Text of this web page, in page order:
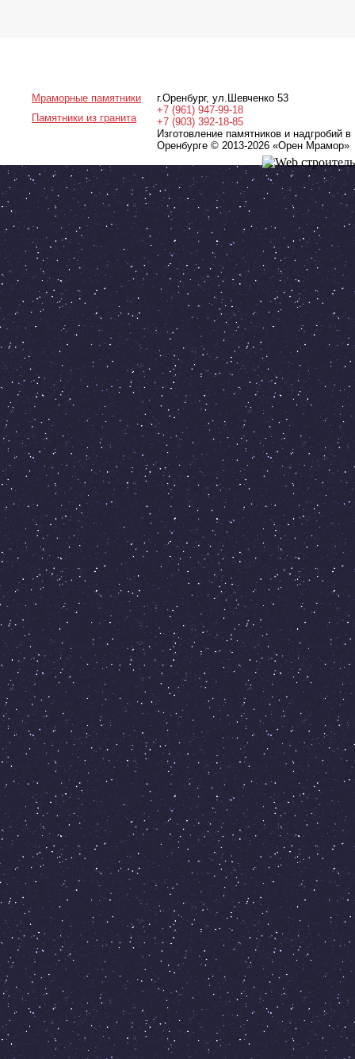
Мраморные памятники
Памятники из гранита
г.Оренбург, ул.Шевченко 53
+7 (961) 947-99-18
+7 (903) 392-18-85
Изготовление памятников и надгробий в
Оренбурге © 2013-2026 «Орен Мрамор»